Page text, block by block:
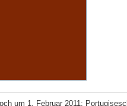
um 1. Februar 2011: